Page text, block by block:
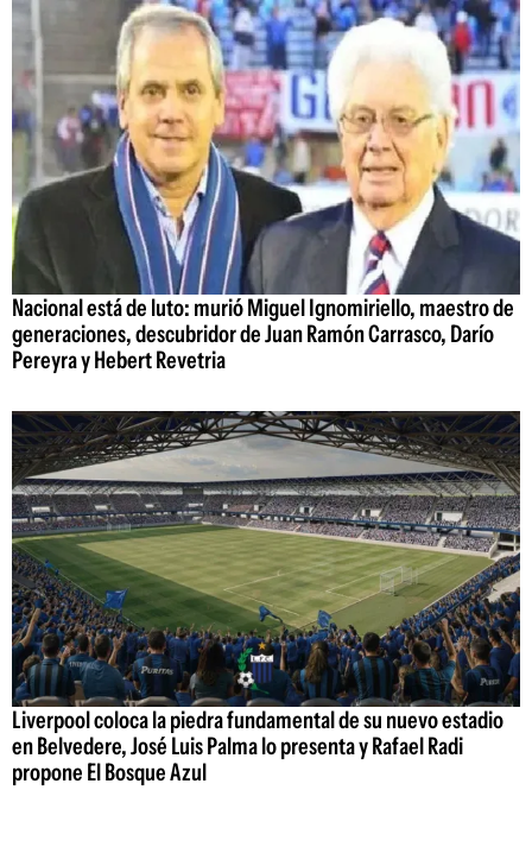
Nacional está de luto: murió Miguel Ignomiriello, maestro de
generaciones, descubridor de Juan Ramón Carrasco, Darío
Pereyra y Hebert Revetria
Liverpool coloca la piedra fundamental de su nuevo estadio
en Belvedere, José Luis Palma lo presenta y Rafael Radi
propone El Bosque Azul